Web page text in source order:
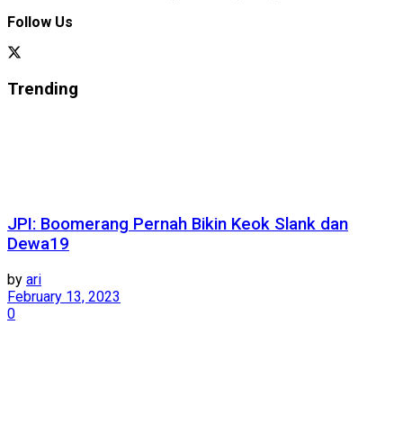
Follow Us
Trending
JPI: Boomerang Pernah Bikin Keok Slank dan
Dewa19
by ari
February 13, 2023
0